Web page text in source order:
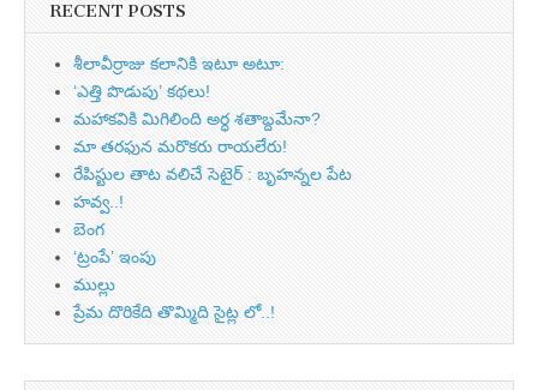
RECENT POSTS
శీలావీర్రాజు కలానికి ఇటూ అటూ:
‘ఎత్తి పొడుపు’ కథలు!
మహాకవికి మిగిలింది అర్ధ శతాబ్దమేనా?
మా తరఫున మరొకరు రాయలేరు!
రేపిస్టుల తాట వలిచే సెటైర్ : బృహన్నల పేట
హవ్వ..!
బెంగ
‘ట్రంపే’ ఇంపు
ముల్లు
ప్రేమ దొరికేది తొమ్మిది సైట్ల లో..!